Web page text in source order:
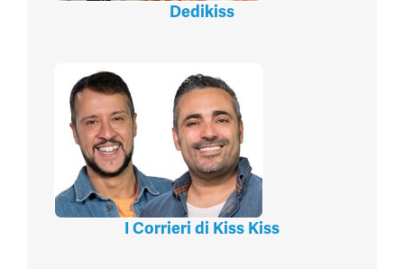
Dedikiss
I Corrieri di Kiss Kiss